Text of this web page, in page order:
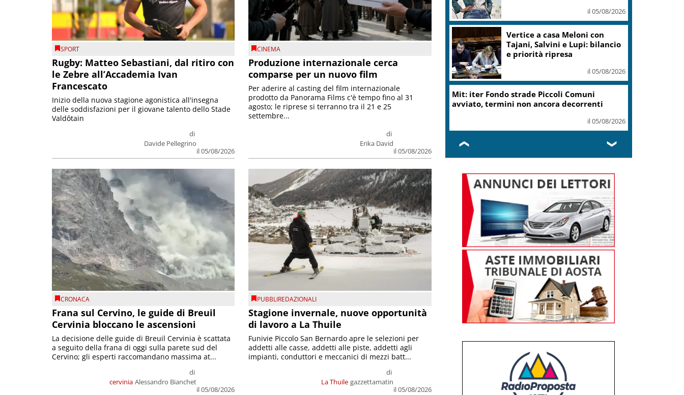
SPORT
Rugby: Matteo Sebastiani, dal ritiro con
le Zebre all’Accademia Ivan
Francescato
di
Davide Pellegrino
il 05/08/2026
Inizio della nuova stagione agonistica all'insegna
delle soddisfazioni per il giovane talento dello Stade
Valdôtain
CINEMA
Produzione internazionale cerca
comparse per un nuovo film
di
Erika David
il 05/08/2026
Per aderire al casting del film internazionale
prodotto da Panorama Films c'è tempo fino al 31
agosto; le riprese si terranno tra il 21 e 25
settembre...
CRONACA
Frana sul Cervino, le guide di Breuil
Cervinia bloccano le ascensioni
cervinia
di
Alessandro Bianchet
il 05/08/2026
La decisione delle guide di Breuil Cervinia è scattata
a seguito della frana di oggi sulla parete sud del
Cervino; gli esperti raccomandano massima at...
PUBBLIREDAZIONALI
Stagione invernale, nuove opportunità
di lavoro a La Thuile
La Thuile
di
gazzettamatin
il 05/08/2026
Funivie Piccolo San Bernardo apre le selezioni per
addetti alle casse, addetti alle piste, addetti agli
impianti, conduttori e meccanici di mezzi batt...
il 05/08/2026
Vertice a casa Meloni con
Tajani, Salvini e Lupi: bilancio
e priorità ripresa
il 05/08/2026
Mit: iter Fondo strade Piccoli Comuni
avviato, termini non ancora decorrenti
il 05/08/2026
❮ ❯